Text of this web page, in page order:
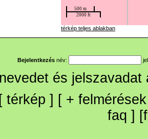
térkép teljes ablakban
Bejelentkezés név:
és
térkép ] [ + felmérések
faq ] [